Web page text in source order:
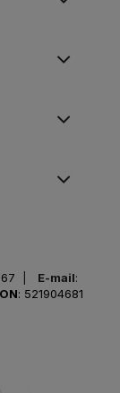
E-mail:
: 521904681